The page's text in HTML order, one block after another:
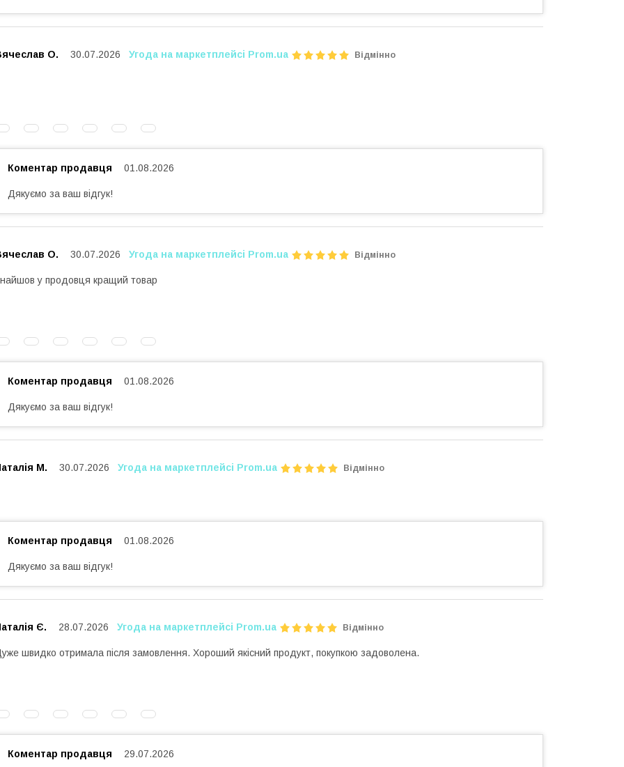
О. 30.07.2026 Угода на маркетплейсі Prom.ua Відмінно
Коментар продавця 01.08.2026
Дякуємо за ваш відгук!
О. 30.07.2026 Угода на маркетплейсі Prom.ua Відмінно
у продовця кращий товар
Коментар продавця 01.08.2026
Дякуємо за ваш відгук!
М. 30.07.2026 Угода на маркетплейсі Prom.ua Відмінно
Коментар продавця 01.08.2026
Дякуємо за ваш відгук!
Є. 28.07.2026 Угода на маркетплейсі Prom.ua Відмінно
швидко отримала після замовлення. Хороший якісний продукт, покупкою задоволена.
Коментар продавця 29.07.2026